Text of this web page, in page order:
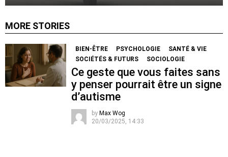
MORE STORIES
BIEN-ÊTRE PSYCHOLOGIE
SANTÉ & VIE
SOCIÉTÉS & FUTURS
SOCIOLOGIE
Ce geste que vous faites sans
y penser pourrait être un signe
d’autisme
by Max Wog
20/03/2025, 14:33